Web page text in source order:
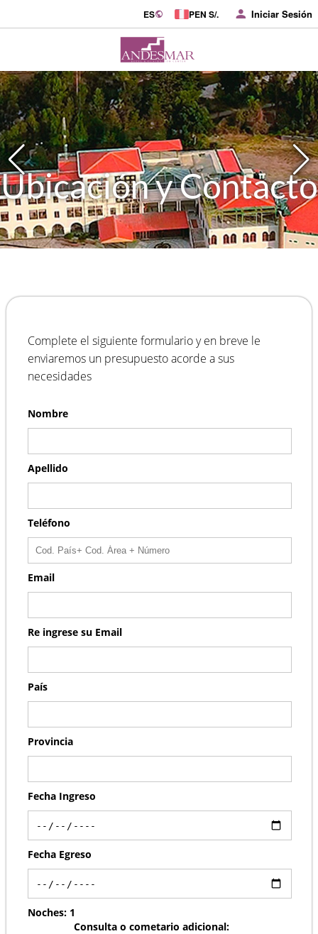
ES PEN S/. Iniciar Sesión
Ubicación y Contacto
Complete el siguiente formulario y en breve le
enviaremos un presupuesto acorde a sus
necesidades
Nombre
Apellido
Teléfono
Email
Re ingrese su Email
País
Provincia
Fecha Ingreso
Fecha Egreso
Noches: 1
Consulta o cometario adicional: